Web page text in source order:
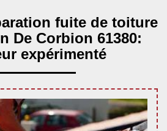
fuite de toiture
De Corbion 61380:
expérimenté